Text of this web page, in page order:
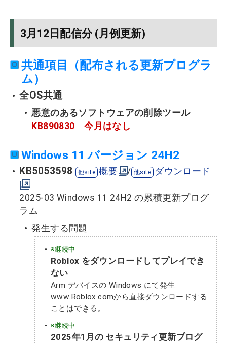
3月12日配信分 (月例更新)
共通項目（配布される更新プログラ
ム）
全OS共通
悪意のあるソフトウェアの削除ツール
KB890830 今月はなし
Windows 11 バージョン 24H2
KB5053598 概要 / ダウンロード
2025-03 Windows 11 24H2 の累積更新プログ
ラム
発生する問題
※継続中
Roblox をダウンロードしてプレイでき
ない
Arm デバイスの Windows にて発生
www.Roblox.comから直接ダウンロードする
ことはできる。
※継続中
2025年1月の セキュリティ更新プログ